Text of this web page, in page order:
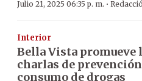
Julio 21, 2025 06:35 p. m. ·
Interior
Bella Vista promueve
charlas de
consumo de drogas